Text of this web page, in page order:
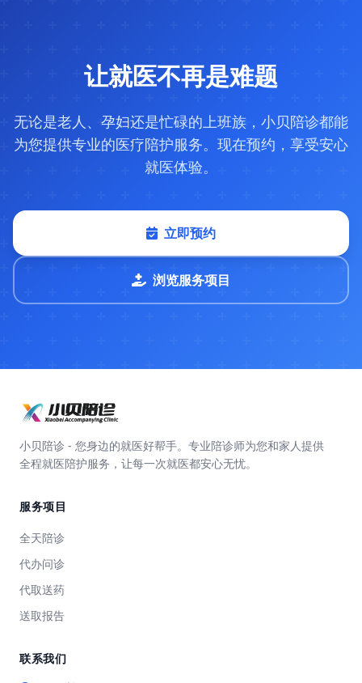
让就医不再是难题
无论是老人、孕妇还是忙碌的上班族，小贝陪诊都能
为您提供专业的医疗陪护服务。现在预约，享受安心
就医体验。
立即预约
浏览服务项目
小贝陪诊 - 您身边的就医好帮手。专业陪诊师为您和家人提供
全程就医陪护服务，让每一次就医都安心无忧。
服务项目
全天陪诊
代办问诊
代取送药
送取报告
联系我们